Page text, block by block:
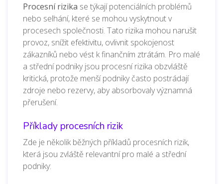
Procesní rizika se týkají potenciálních problémů
nebo selhání, které se mohou vyskytnout v
procesech společnosti. Tato rizika mohou narušit
provoz, snížit efektivitu, ovlivnit spokojenost
zákazníků nebo vést k finančním ztrátám. Pro malé
a střední podniky jsou procesní rizika obzvláště
kritická, protože menší podniky často postrádají
zdroje nebo rezervy, aby absorbovaly významná
přerušení.
Příklady procesních rizik
Zde je několik běžných příkladů procesních rizik,
která jsou zvláště relevantní pro malé a střední
podniky: